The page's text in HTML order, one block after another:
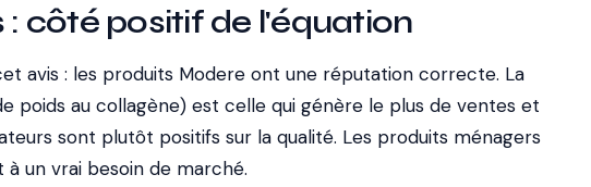
: côté positif de l'équation
avis : les produits Modere ont une réputation correcte. La
poids au collagène) est celle qui génère le plus de ventes et
sont plutôt positifs sur la qualité. Les produits ménagers
un vrai besoin de marché.